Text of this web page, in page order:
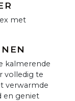
met
kalmerende
volledig te
verwarmde
en geniet